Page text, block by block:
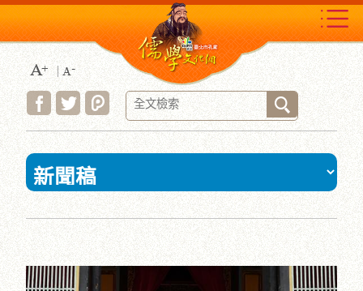
到
主
要
內
容
區
塊
:::